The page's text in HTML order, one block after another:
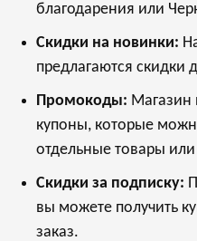
благодарения или
Скидки на новинки:
предлагаются скидки
Промокоды: Магазин
купоны, которые
отдельные товары или
Скидки за подписку:
вы можете получить
заказ.